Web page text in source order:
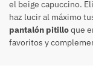
el beige capuccino.
haz lucir al máximo
pantalón pitilloque
favoritos y